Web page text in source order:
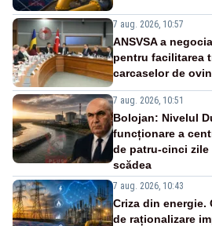
7 aug. 2026, 10:57
ANSVSA a
pentru facilitarea
carcaselor de
7 aug. 2026, 10:51
Bolojan: Nivelul
funcționare a
de patru-cinci
scădea
7 aug. 2026, 10:43
Criza din energie.
de raționalizare